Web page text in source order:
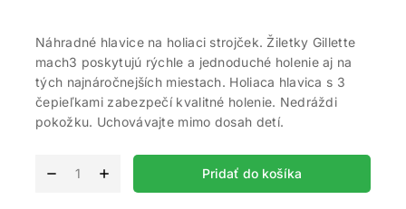
Náhradné hlavice na holiaci strojček. Žiletky Gillette
mach3 poskytujú rýchle a jednoduché holenie aj na
tých najnáročnejších miestach. Holiaca hlavica s 3
čepieľkami zabezpečí kvalitné holenie. Nedráždi
pokožku. Uchovávajte mimo dosah detí.
Pridať do košíka